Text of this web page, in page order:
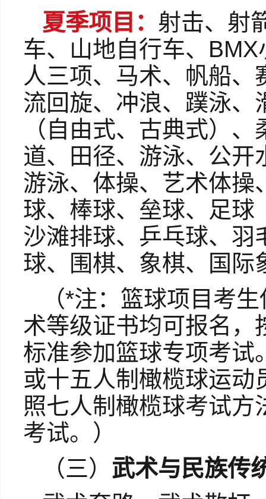
夏季项目： 射击、射
车、山地自行车、
人三项、马术、帆船
流回旋、冲浪、蹼泳、
（自由式、古典式）
道、田径、游泳、公开
游泳、体操、艺术体操
球、棒球、垒球、足球
沙滩排球、乒乓球、羽
球、围棋、象棋、国际
（*注：篮球项目考
术等级证书均可报名，
标准参加篮球专项考试
或十五人制橄榄球运动
照七人制橄榄球考试
考试。）
（三） 武术与民族传